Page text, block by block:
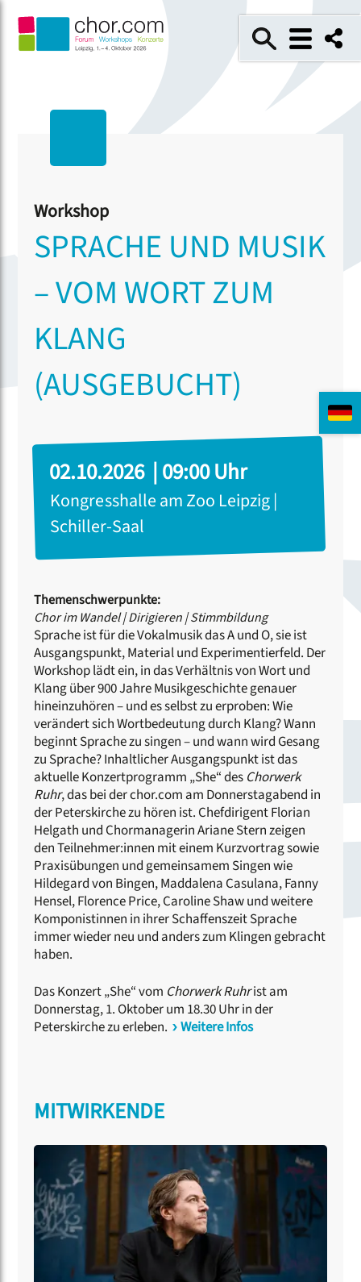
Workshop
SPRACHE UND MUSIK
– VOM WORT ZUM
KLANG
(AUSGEBUCHT)
02.10.2026 | 09:00 Uhr
Kongresshalle am Zoo Leipzig |
Schiller-Saal
Themenschwerpunkte:
Chor im Wandel|Dirigieren|Stimmbildung
Sprache ist für die Vokalmusik das A und O, sie ist
Ausgangspunkt, Material und Experimentierfeld. Der
Workshop lädt ein, in das Verhältnis von Wort und
Klang über 900 Jahre Musikgeschichte genauer
hineinzuhören – und es selbst zu erproben: Wie
verändert sich Wortbedeutung durch Klang? Wann
beginnt Sprache zu singen – und wann wird Gesang
zu Sprache? Inhaltlicher Ausgangspunkt ist das
aktuelle Konzertprogramm „She“ des Chorwerk
Ruhr, das bei der chor.com am Donnerstagabend in
der Peterskirche zu hören ist. Chefdirigent Florian
Helgath und Chormanagerin Ariane Stern zeigen
den Teilnehmer:innen mit einem Kurzvortrag sowie
Praxisübungen und gemeinsamem Singen wie
Hildegard von Bingen, Maddalena Casulana, Fanny
Hensel, Florence Price, Caroline Shaw und weitere
Komponistinnen in ihrer Schaffenszeit Sprache
immer wieder neu und anders zum Klingen gebracht
haben.
Das Konzert „She“ vom Chorwerk Ruhrist am
Donnerstag, 1. Oktober um 18.30 Uhr in der
Peterskirche zu erleben.
Weitere Infos
MITWIRKENDE